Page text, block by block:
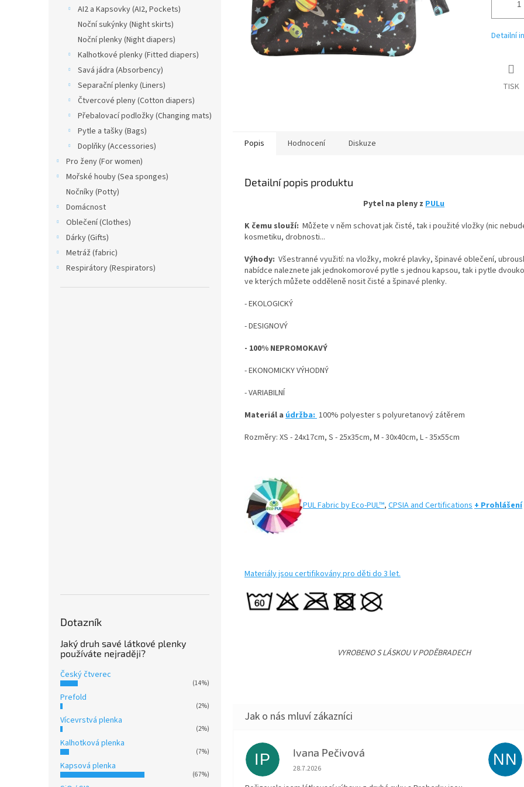
AI2 a Kapsovky (AI2, Pockets)
Noční sukýnky (Night skirts)
Noční plenky (Night diapers)
Kalhotkové plenky (Fitted diapers)
Savá jádra (Absorbency)
Separační plenky (Liners)
Čtvercové pleny (Cotton diapers)
Přebalovací podložky (Changing mats)
Pytle a tašky (Bags)
Doplňky (Accessories)
Pro ženy (For women)
Mořské houby (Sea sponges)
Nočníky (Potty)
Domácnost
Oblečení (Clothes)
Dárky (Gifts)
Metráž (fabric)
Respirátory (Respirators)
Dotazník
Jaký druh savé látkové plenky
používáte nejraději?
Český čtverec
(14%)
Prefold
(2%)
Vícevrstvá plenka
(2%)
Kalhotková plenka
(7%)
Kapsová plenka
(67%)
Detailní
TISK
Popis Hodnocení Diskuze
Detailní popis produktu
Pytel na pleny z PULu
K čemu slouží: Můžete v něm schovat jak čisté, tak i použité vložky (nic
kosmetiku, drobnosti...
Výhody: Všestranné využití: na vložky, mokré plavky, špinavé oblečení,
nabídce naleznete jak jednokomorové pytle s jednou kapsou, tak i pytle
ve kterých můžete odděleně nosit čisté a špinavé plenky.
- EKOLOGICKÝ
- DESIGNOVÝ
- 100% NEPROMOKAVÝ
- EKONOMICKY VÝHODNÝ
- VARIABILNÍ
Materiál a údržba: 100% polyester s polyuretanový zátěrem
Rozměry: XS - 24x17cm, S - 25x35cm, M - 30x40cm, L - 35x55cm
PUL Fabric by Eco-PUL™, CPSIA and Certifications + Prohlášení
Materiály jsou certifikovány pro děti do 3 let.
VYROBENO S LÁSKOU V PODĚBRADECH
IP Ivana Pečivová
Hodnocení obchodu je 5 z 5 hvězdiček.
28.7.2026
NN